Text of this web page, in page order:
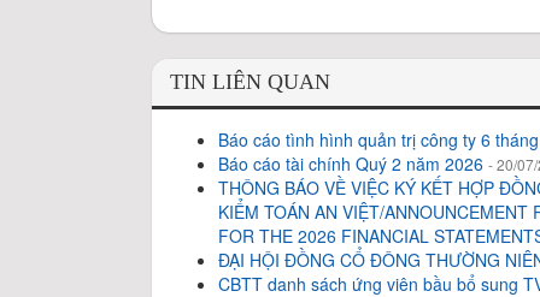
TIN LIÊN QUAN
Báo cáo tình hình quản trị công ty 6
Báo cáo tài chính Quý 2 năm 2026 - 20/
THÔNG BÁO VỀ VIỆC KÝ KẾT HỢP
KIỂM TOÁN AN VIỆT/
FOR THE 2026 FINANCIAL
ĐẠI HỘI ĐỒNG CỔ ĐÔNG THƯỜNG
CBTT danh sách ứng viên bầu bổ sung